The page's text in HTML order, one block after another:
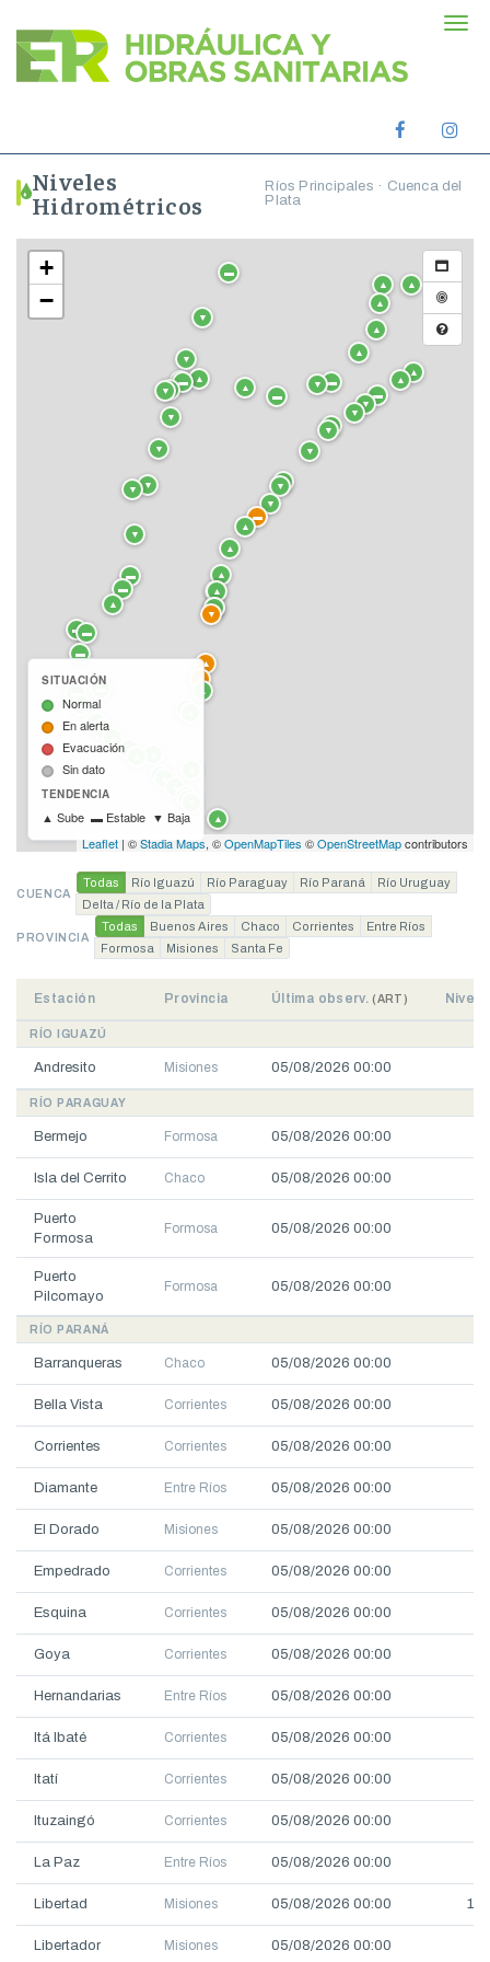
Facebook
oficial
Niveles
Hidrométricos
Ríos Principales · Cuenca del
Plata
▲
▼
▬
▼
▬
▼
▼
▼
▬
▲
▼
▼
▼
▲
▲
▲
▬
▬
▲
▲
▬
▬ ▼
▲
▼
▬
▲
▲
▬
▬
▬
▬
▬
▼
▲
▲
▲
▲
▼
▲
▲
▼
▼
▲
▲
▼
▬
▲
▼
▼
▲
▼
▼
▼
▲
+
−
SITUACIÓN
Normal
En alerta
Evacuación
Sin dato
TENDENCIA
▲ Sube ▬ Estable ▼ Baja
Leaflet | ©Stadia Maps, ©OpenMapTiles ©OpenStreetMapcontributors
CUENCA
Todas Río Iguazú Río Paraguay Río Paraná
Río Uruguay
Delta / Río de la Plata
PROVINCIA
Todas Buenos Aires Chaco Corrientes
Entre Ríos
Formosa
Misiones Santa Fe
Estación Provincia Última observ. (ART) Nivel
RÍO IGUAZÚ
Andresito Misiones 05/08/2026 00:00
RÍO PARAGUAY
Bermejo Formosa 05/08/2026 00:00
Isla del Cerrito Chaco 05/08/2026 00:00
Puerto
Formosa
Formosa 05/08/2026 00:00
Puerto
Pilcomayo
Formosa 05/08/2026 00:00
RÍO PARANÁ
Barranqueras Chaco 05/08/2026 00:00
Bella Vista Corrientes 05/08/2026 00:00
Corrientes Corrientes 05/08/2026 00:00
Diamante Entre Ríos 05/08/2026 00:00
El Dorado Misiones 05/08/2026 00:00
Empedrado Corrientes 05/08/2026 00:00
Esquina Corrientes 05/08/2026 00:00
Goya Corrientes 05/08/2026 00:00
Hernandarias Entre Ríos 05/08/2026 00:00
Itá Ibaté Corrientes 05/08/2026 00:00
Itatí Corrientes 05/08/2026 00:00
Ituzaingó Corrientes 05/08/2026 00:00
La Paz Entre Ríos 05/08/2026 00:00
Libertad Misiones 05/08/2026 00:00
Libertador Misiones 05/08/2026 00:00